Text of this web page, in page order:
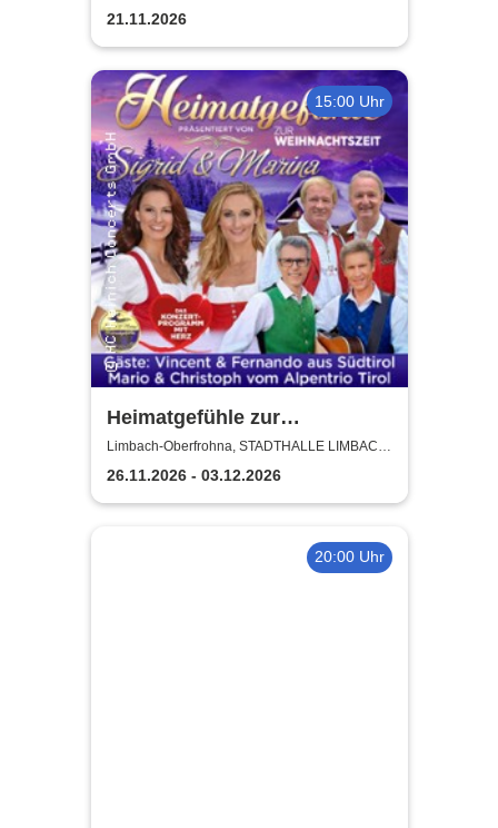
OBERFROHNA
21.11.2026
15:00 Uhr
Heimatgefühle zur
Weihnachtszeit 2026 - Das
Konzertprogramm mit Herz
Limbach-Oberfrohna, STADTHALLE LIMBACH-
OBERFROHNA
26.11.2026 - 03.12.2026
20:00 Uhr